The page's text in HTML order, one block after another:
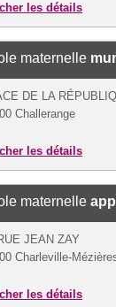
les détails
maternelle
DE LA
Challerange
les détails
maternelle
JEAN ZAY
Charleville-
les détails